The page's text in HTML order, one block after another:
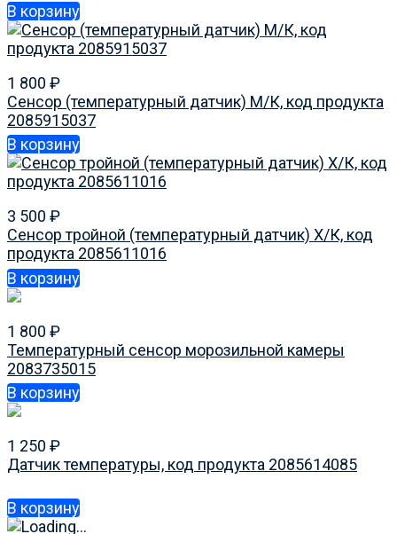
В корзину
1 800 ₽
Сенсор (температурный датчик) М/К, код продукта
2085915037
В корзину
3 500 ₽
Сенсор тройной (температурный датчик) Х/К, код
продукта 2085611016
В корзину
1 800 ₽
Температурный сенсор морозильной камеры
2083735015
В корзину
1 250 ₽
Датчик температуры, код продукта 2085614085
В корзину